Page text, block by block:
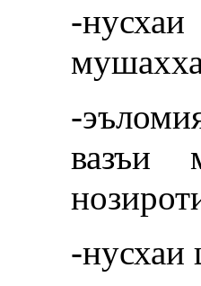
-
-
вазъи
-